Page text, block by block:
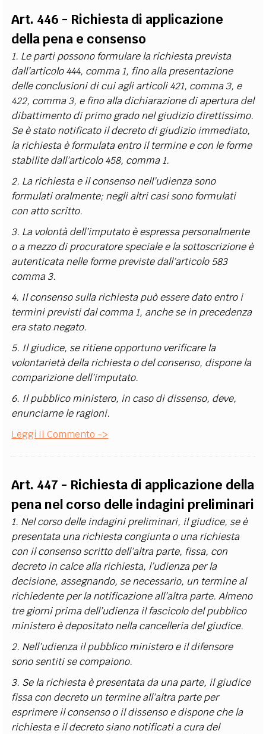
Art. 446 - Richiesta di applicazione
della pena e consenso
1. Le parti possono formulare la richiesta prevista
dall’articolo 444, comma 1, fino alla presentazione
delle conclusioni di cui agli articoli 421, comma 3, e
422, comma 3, e fino alla dichiarazione di apertura del
dibattimento di primo grado nel giudizio direttissimo.
Se è stato notificato il decreto di giudizio immediato,
la richiesta è formulata entro il termine e con le forme
stabilite dall’articolo 458, comma 1.
2. La richiesta e il consenso nell’udienza sono
formulati oralmente; negli altri casi sono formulati
con atto scritto.
3. La volontà dell’imputato è espressa personalmente
o a mezzo di procuratore speciale e la sottoscrizione è
autenticata nelle forme previste dall’articolo 583
comma 3.
4. Il consenso sulla richiesta può essere dato entro i
termini previsti dal comma 1, anche se in precedenza
era stato negato.
5. Il giudice, se ritiene opportuno verificare la
volontarietà della richiesta o del consenso, dispone la
comparizione dell’imputato.
6. Il pubblico ministero, in caso di dissenso, deve,
enunciarne le ragioni.
Leggi Il Commento ->
Art. 447 - Richiesta di applicazione della
pena nel corso delle indagini preliminari
1. Nel corso delle indagini preliminari, il giudice, se è
presentata una richiesta congiunta o una richiesta
con il consenso scritto dell’altra parte, fissa, con
decreto in calce alla richiesta, l’udienza per la
decisione, assegnando, se necessario, un termine al
richiedente per la notificazione all’altra parte. Almeno
tre giorni prima dell’udienza il fascicolo del pubblico
ministero è depositato nella cancelleria del giudice.
2. Nell’udienza il pubblico ministero e il difensore
sono sentiti se compaiono.
3. Se la richiesta è presentata da una parte, il giudice
fissa con decreto un termine all’altra parte per
esprimere il consenso o il dissenso e dispone che la
richiesta e il decreto siano notificati a cura del